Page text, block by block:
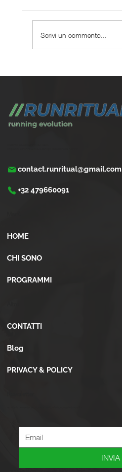
Scrivi un commento...
contact.runritual@gmail.com
+32 479660091
HOME
CHI SONO
PROGRAMMI
CONTATTI
Blog
PRIVACY & POLICY
INVIA